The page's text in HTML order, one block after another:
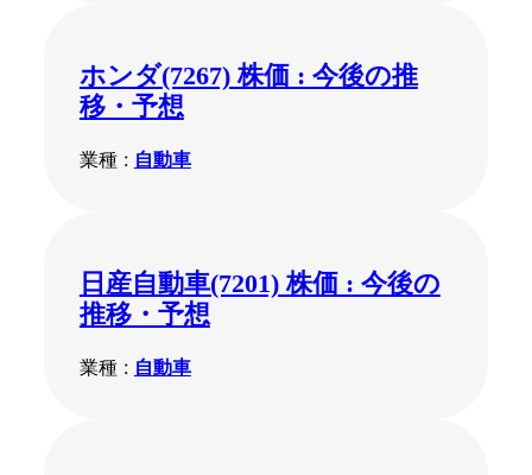
ホンダ(7267) 株価 : 今後の推
移・予想
業種 : 自動車
日産自動車(7201) 株価 : 今後の
推移・予想
業種 : 自動車